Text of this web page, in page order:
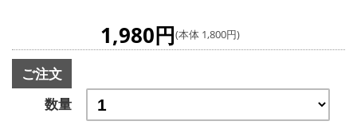
1,980円(本体 1,800円)
ご注文
数量